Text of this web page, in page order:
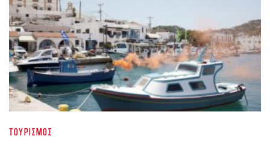
ΤΟΥΡΙΣΜΌΣ